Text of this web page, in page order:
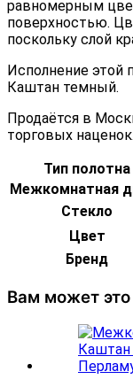
равномерным
поверхностью.
поскольку слой
Исполнение этой
Каштан темный.
Продаётся в
торговых наценок.
Тип полотна
Межкомнатная
Стекло
Цвет
Бренд
Вам может это